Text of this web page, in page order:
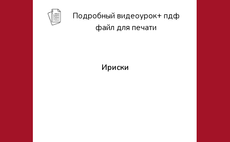
Ириски
Подробный видеоурок+ пдф
файл для печати